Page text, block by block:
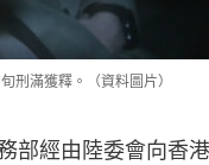
刑滿獲釋。（資料圖片）
部經由陸委會向香